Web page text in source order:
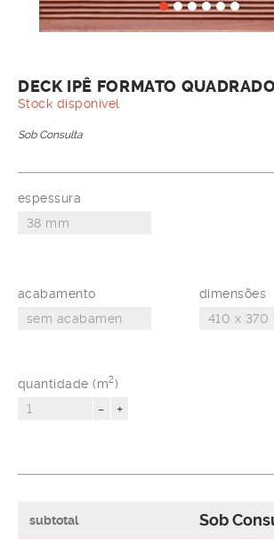
DECK IPÊ FORMATO
Stock disponível
Sob Consulta
espessura
acabamento dimensões
quantidade (m2)
- +
subtotal Sob